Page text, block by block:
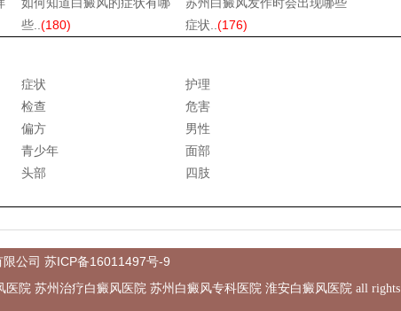
些.. (180)
症状..(176)
症状
护理
检查
危害
偏方
男性
青少年
面部
头部
四肢
公司 苏ICP备16011497号-9
院 苏州治疗白癜风医院 苏州白癜风专科医院 淮安白癜风医院 all rights